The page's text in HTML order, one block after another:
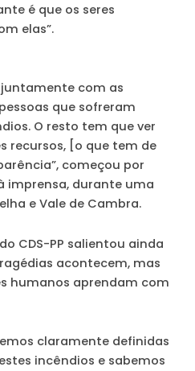
é que os seres
elas”.
juntamente com as
que sofreram
O resto tem que ver
recursos, [o que tem de
, começou por
imprensa, durante uma
e Vale de Cambra.
CDS-PP salientou ainda
acontecem, mas
humanos aprendam com
claramente definidas
incêndios e sabemos